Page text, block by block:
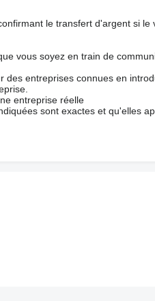
le transfert d'argent si
vous soyez en train de
entreprises connues en
entreprise réelle
sont exactes et qu'elles